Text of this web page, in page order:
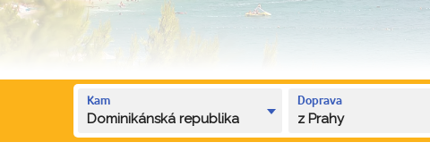
Kam
Dominikánská republika
Doprava
z Prahy